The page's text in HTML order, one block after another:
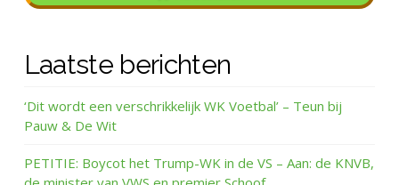
Laatste berichten
‘Dit wordt een verschrikkelijk WK Voetbal’ – Teun bij
Pauw & De Wit
PETITIE: Boycot het Trump-WK in de VS – Aan: de KNVB,